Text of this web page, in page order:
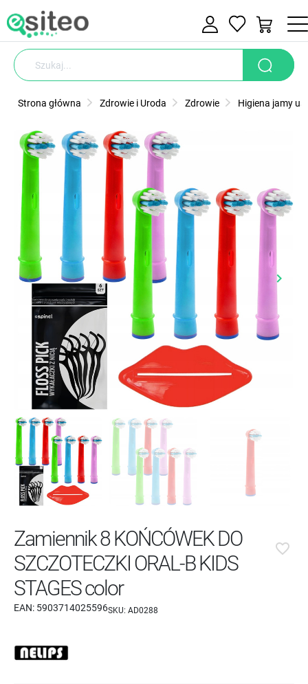
Strona główna Zdrowie i Uroda Zdrowie Higiena jamy
Poprzedni
keyboard_arrow_left keyboard_arrow_right
Zamiennik 8 KOŃCÓWEK DO
SZCZOTECZKI ORAL-B KIDS
STAGES color
EAN: 5903714025596SKU: AD0288
favorite_border